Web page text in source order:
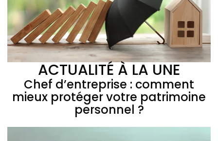
ACTUALITÉ À LA UNE
Chef d’entreprise : comment
mieux protéger votre patrimoine
personnel ?